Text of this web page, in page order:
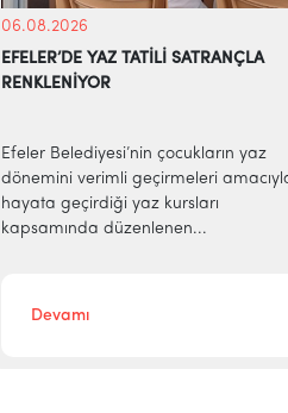
06.08.2026
EFELER’DE YAZ TATİLİ SATRANÇLA
RENKLENİYOR
Efeler Belediyesi’nin çocukların yaz
dönemini verimli geçirmeleri
hayata geçirdiği yaz kursları
kapsamında düzenlenen...
Devamı